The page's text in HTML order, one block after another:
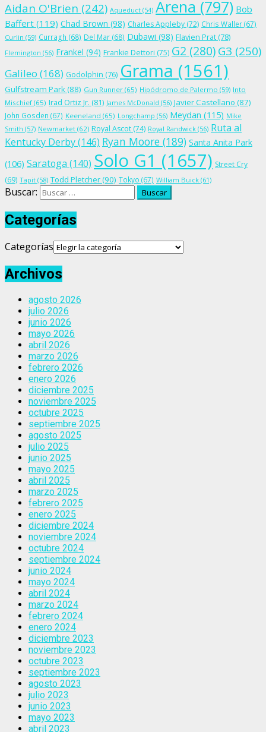
Aidan O'Brien (242) Aqueduct (54) Arena (797) Bob
Baffert (119) Chad Brown (98) Charles Appleby (72) Chris Waller(67)
Curlin (59) Curragh (68) Del Mar (68) Dubawi (98) Flavien Prat (78)
Flemington (56) Frankel (94) Frankie Dettori (75) G2 (280)G3 (250)
Galileo (168) Godolphin (76) Grama (1561)
Gulfstream Park(88) Gun Runner (65) Hipódromo de Palermo (59) Into
Mischief (65) Irad Ortiz Jr. (81) James McDonald (56) Javier Castellano (87)
John Gosden (67) Keeneland (65) Longchamp (56) Meydan (115) Mike
Smith (57) Newmarket (62) Royal Ascot (74) Royal Randwick (56) Ruta al
Kentucky Derby(146) Ryan Moore (189) Santa Anita Park
(106) Saratoga (140) Solo G1 (1657) Street Cry
(69) Tapit (58) Todd Pletcher(90) Tokyo (67) William Buick (61)
Buscar:
Categorías
Categorías
Archivos
agosto 2026
julio 2026
junio 2026
mayo 2026
abril 2026
marzo 2026
febrero 2026
enero 2026
diciembre 2025
noviembre 2025
octubre 2025
septiembre 2025
agosto 2025
julio 2025
junio 2025
mayo 2025
abril 2025
marzo 2025
febrero 2025
enero 2025
diciembre 2024
noviembre 2024
octubre 2024
septiembre 2024
junio 2024
mayo 2024
abril 2024
marzo 2024
febrero 2024
enero 2024
diciembre 2023
noviembre 2023
octubre 2023
septiembre 2023
agosto 2023
julio 2023
junio 2023
mayo 2023
abril 2023